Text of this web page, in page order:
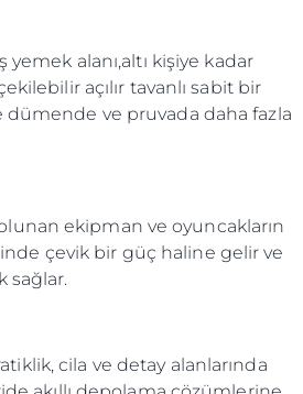
alanı,altı kişiye kadar
açılır tavanlı sabit bir
dümende ve pruvada daha fazla
ekipman ve oyuncakların
çevik bir güç haline gelir ve
sağlar.
cila ve detay alanlarında